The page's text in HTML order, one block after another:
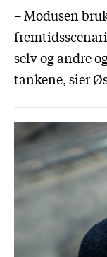
– Modusen
selv og andre
tankene, sier